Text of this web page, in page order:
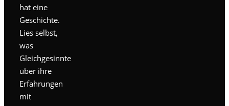
hat eine
Geschichte.
Lies selbst,
was
Gleichgesinnte
über ihre
Erfahrungen
mit